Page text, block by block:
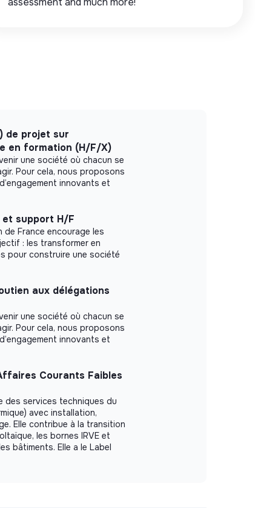
de projet sur
en formation (H/F/X)
une société où chacun se
Pour cela, nous proposons
innovants et
et support H/F
de France encourage les
: les transformer en
pour construire une société
aux délégations
une société où chacun se
Pour cela, nous proposons
innovants et
Courants Faibles
des services techniques du
avec installation,
Elle contribue à la transition
les bornes IRVE et
bâtiments. Elle a le Label